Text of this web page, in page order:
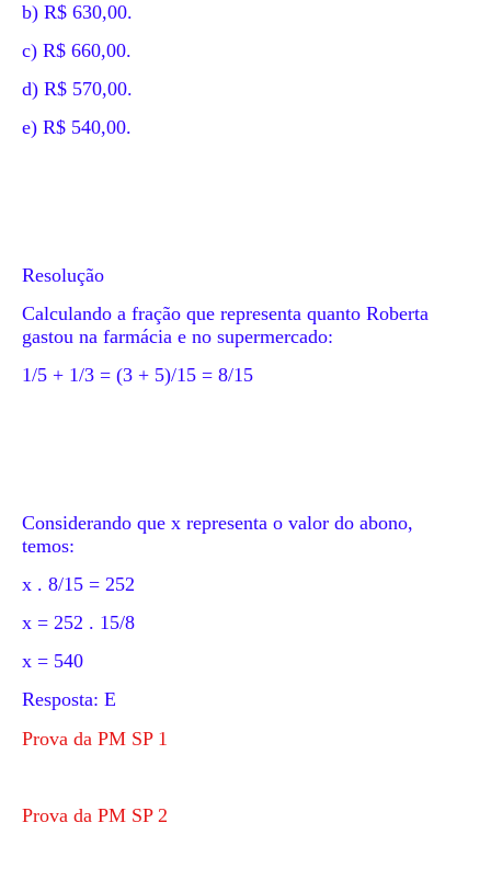
b) R$ 630,00.
c) R$ 660,00.
d) R$ 570,00.
e) R$ 540,00.
Resolução
Calculando a fração que representa quanto Roberta
gastou na farmácia e no supermercado:
1/5 + 1/3 = (3 + 5)/15 = 8/15
Considerando que x representa o valor do abono,
temos:
x . 8/15 = 252
x = 252 . 15/8
x = 540
Resposta: E
Prova da PM SP 1
Prova da PM SP 2